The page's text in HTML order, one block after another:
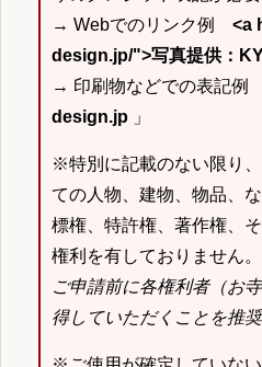
→ Webでのリンク例 <a
design.jp/">写真提供：
→ 印刷物などでの表記例
design.jp 」
※特別に記載のない限り
ての人物、建物、物品、
標権、特許権、著作権、
権利を有しておりません。
ご申請前に各権利者（お
得していただくことを推